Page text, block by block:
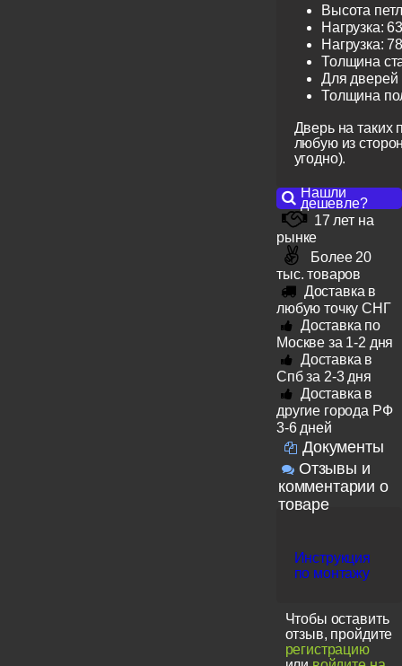
Высота
Нагрузка:
Нагрузка:
Толщина
Для
Толщина
Дверь на таких
любую из
угодно).
Нашли
дешевле?
17 лет на
рынке
Более 20
тыс. товаров
Доставка в
любую точку СНГ
Доставка по
Москве за 1-2 дня
Доставка в
Спб за 2-3 дня
Доставка в
другие города РФ
3-6 дней
Документы
Отзывы и
комментарии о
товаре
Инструкция
по монтажу
Чтобы оставить
отзыв, пройдите
регистрацию